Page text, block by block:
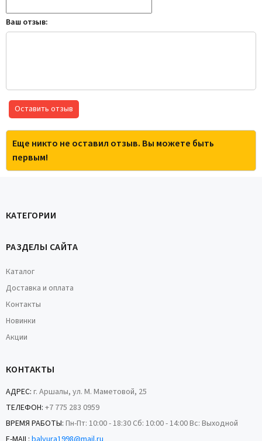
Ваш отзыв:
Оставить отзыв
Еще никто не оставил отзыв. Вы можете быть
первым!
КАТЕГОРИИ
РАЗДЕЛЫ САЙТА
Каталог
Доставка и оплата
Контакты
Новинки
Акции
КОНТАКТЫ
АДРЕС: г. Аршалы, ул. М. Маметовой, 25
ТЕЛЕФОН: +7 775 283 0959
ВРЕМЯ РАБОТЫ: Пн-Пт: 10:00 - 18:30 Сб: 10:00 - 14:00 Вс: Выходной